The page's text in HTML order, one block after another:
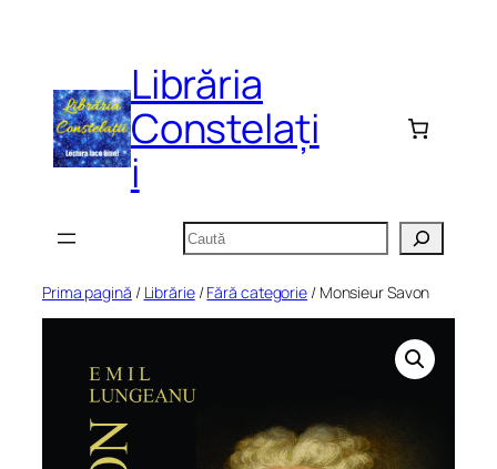
Librăria
Constelați
i
Caută
Prima pagină / Librărie/Fără categorie / Monsieur Savon